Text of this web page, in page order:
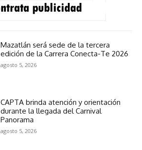
Mazatlán será sede de la tercera
edición de la Carrera Conecta-Te 2026
agosto 5, 2026
CAPTA brinda atención y orientación
durante la llegada del Carnival
Panorama
agosto 5, 2026